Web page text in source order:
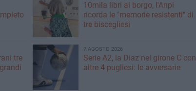
10mila libri al borgo, l'Anpi
ricorda le "memorie resistenti" di
tre biscegliesi
tre
7 AGOSTO 2026
Serie A2, la Diaz nel girone C con
altre 4 pugliesi: le avversarie